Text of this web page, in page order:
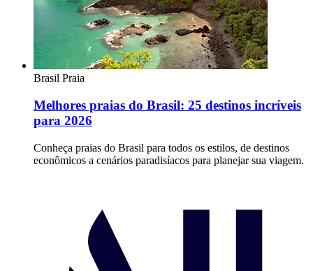
Brasil Praia
Melhores praias do Brasil: 25 destinos incríveis
para 2026
Conheça praias do Brasil para todos os estilos, de destinos
econômicos a cenários paradisíacos para planejar sua viagem.